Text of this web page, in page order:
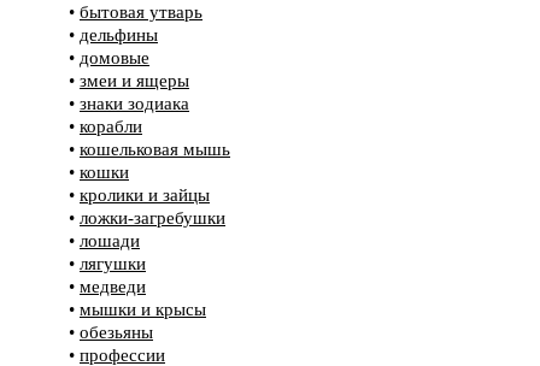
• бытовая утварь
• дельфины
• домовые
• змеи и ящеры
• знаки зодиака
• корабли
• кошельковая мышь
• кошки
• кролики и зайцы
• ложки-загребушки
• лошади
• лягушки
• медведи
• мышки и крысы
• обезьяны
• профессии